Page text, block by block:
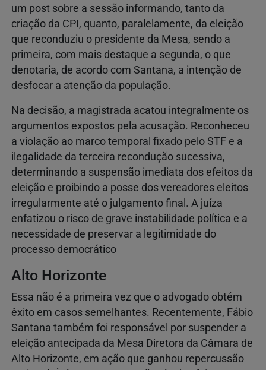
um post sobre a sessão informando, tanto da
criação da CPI, quanto, paralelamente, da eleição
que reconduziu o presidente da Mesa, sendo a
primeira, com mais destaque a segunda, o que
denotaria, de acordo com Santana, a intenção de
desfocar a atenção da população.
Na decisão, a magistrada acatou integralmente os
argumentos expostos pela acusação. Reconheceu
a violação ao marco temporal fixado pelo STF e a
ilegalidade da terceira recondução sucessiva,
determinando a suspensão imediata dos efeitos da
eleição e proibindo a posse dos vereadores eleitos
irregularmente até o julgamento final. A juíza
enfatizou o risco de grave instabilidade política e a
necessidade de preservar a legitimidade do
processo democrático
Alto Horizonte
Essa não é a primeira vez que o advogado obtém
êxito em casos semelhantes. Recentemente, Fábio
Santana também foi responsável por suspender a
eleição antecipada da Mesa Diretora da Câmara de
Alto Horizonte, em ação que ganhou repercussão